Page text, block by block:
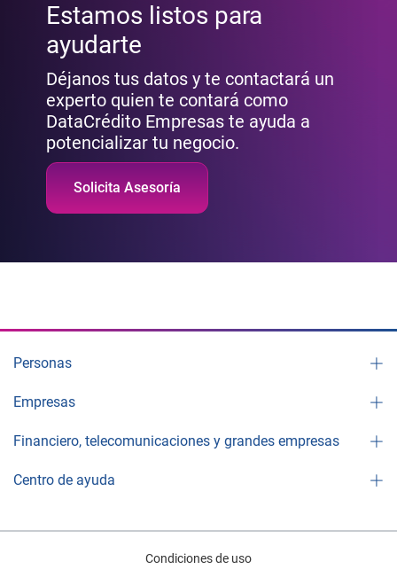
Estamos listos para
ayudarte
Déjanos tus datos y te contactará un
experto quien te contará como
DataCrédito Empresas te ayuda a
potencializar tu negocio.
Solicita Asesoría
Personas
Empresas
Financiero, telecomunicaciones y grandes empresas
Centro de ayuda
Condiciones de uso